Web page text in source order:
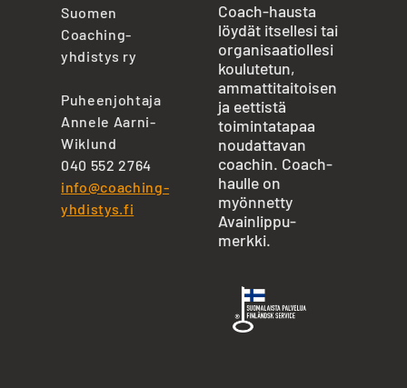
Suomen
Coaching-
yhdistys ry
Puheenjohtaja
Annele Aarni-
Wiklund
040 552 2764
info@coaching-
yhdistys.fi
Coach-hausta
löydät itsellesi tai
organisaatiollesi
koulutetun,
ammattitaitoisen
ja eettistä
toimintatapaa
noudattavan
coachin. Coach-
haulle on
myönnetty
Avainlippu-
merkki.